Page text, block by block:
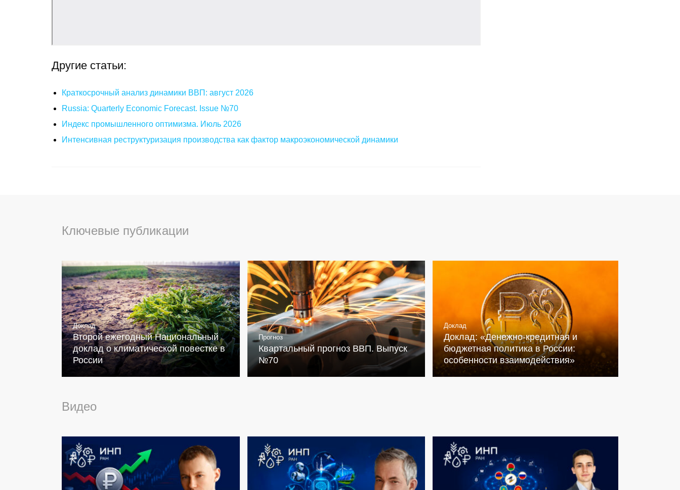
Другие статьи:
Краткосрочный анализ динамики ВВП: август 2026
Russia: Quarterly Economic Forecast. Issue №70
Индекс промышленного оптимизма. Июль 2026
Интенсивная реструктуризация производства как фактор макроэкономической динамики
Ключевые публикации
Доклад
Второй ежегодный Национальный
доклад о климатической повестке в
России
Прогноз
Квартальный прогноз ВВП. Выпуск
№70
Доклад
Доклад: «Денежно-кредитная и
бюджетная политика в России:
особенности взаимодействия»
Видео